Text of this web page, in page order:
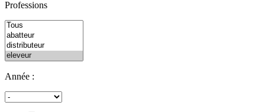
Professions
Année :